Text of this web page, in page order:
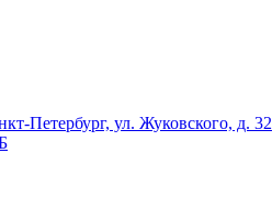
Петербург, ул. Жуковского, д. 32